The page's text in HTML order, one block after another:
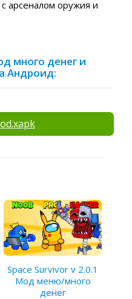
арсеналом оружия и
много денег и
Андроид:
Space Survivor v 2.0.1
Мод меню/много
денег